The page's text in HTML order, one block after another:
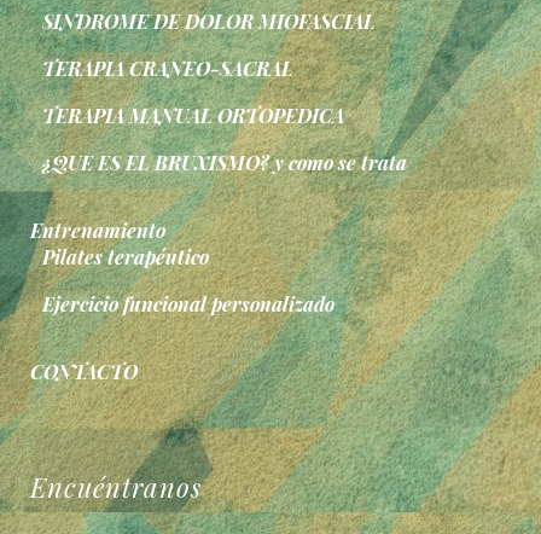
SINDROME DE DOLOR MIOFASCIAL
TERAPIA CRANEO-SACRAL
TERAPIA MANUAL ORTOPEDICA
¿QUE ES EL BRUXISMO? y como se trata
Entrenamiento
Pilates terapéutico
Ejercicio funcional personalizado
CONTACTO
Encuéntranos